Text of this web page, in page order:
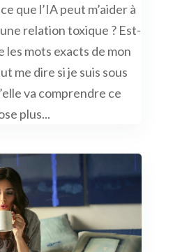
que l’IA peut m’aider à
relation toxique ? Est-
les mots exacts de mon
me dire si je suis sous
va comprendre ce
plus...